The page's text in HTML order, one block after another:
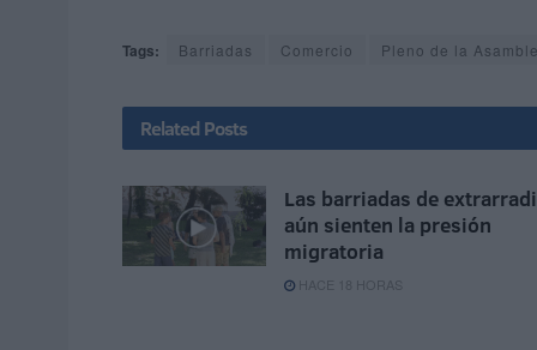
Tags: Barriadas Comercio Pleno de la
Related Posts
Las barriadas de
aún sienten la presión
migratoria
HACE 18 HORAS